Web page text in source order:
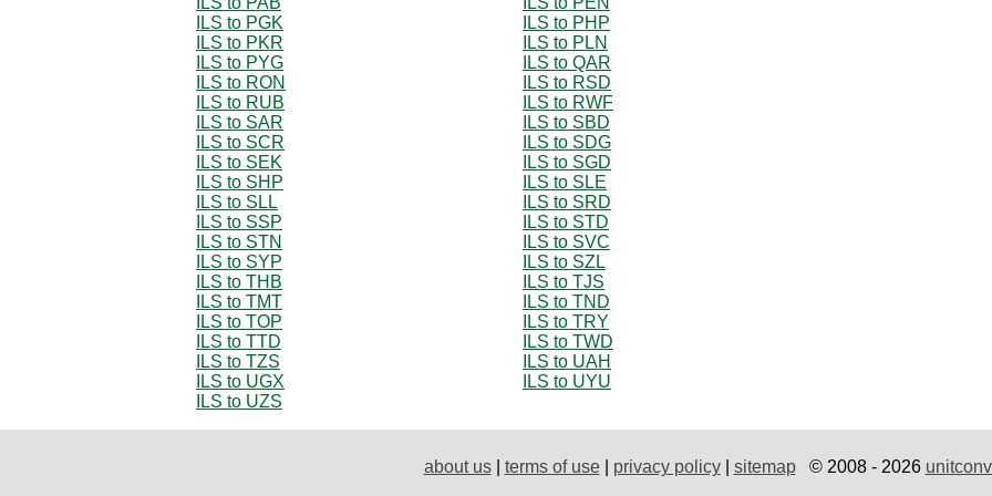
ILS to PGK
ILS to PHP
ILS to PKR
ILS to PLN
ILS to PYG
ILS to QAR
ILS to RON
ILS to RSD
ILS to RUB
ILS to RWF
ILS to SAR
ILS to SBD
ILS to SCR
ILS to SDG
ILS to SEK
ILS to SGD
ILS to SHP
ILS to SLE
ILS to SLL
ILS to SRD
ILS to SSP
ILS to STD
ILS to STN
ILS to SVC
ILS to SYP
ILS to SZL
ILS to THB
ILS to TJS
ILS to TMT
ILS to TND
ILS to TOP
ILS to TRY
ILS to TTD
ILS to TWD
ILS to TZS
ILS to UAH
ILS to UGX
ILS to UYU
ILS to UZS
about us| terms of use| privacy policy| sitemap© 2008 - 2026